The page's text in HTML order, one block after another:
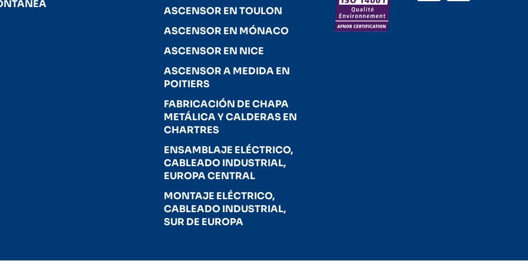
ASCENSOR EN TOULON
ASCENSOR EN MÓNACO
ASCENSOR EN NICE
ASCENSOR A MEDIDA EN
POITIERS
FABRICACIÓN DE CHAPA
METÁLICA Y CALDERAS EN
CHARTRES
ENSAMBLAJE ELÉCTRICO,
CABLEADO INDUSTRIAL,
EUROPA CENTRAL
MONTAJE ELÉCTRICO,
CABLEADO INDUSTRIAL,
SUR DE EUROPA